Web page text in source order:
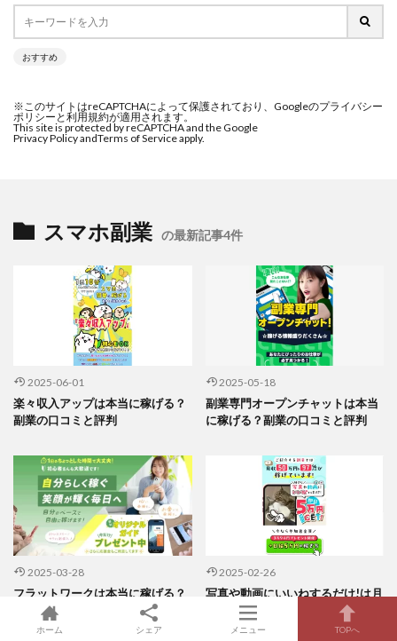
おすすめ
※このサイトはreCAPTCHAによって保護されており、Googleのプライバシー
ポリシーと利用規約が適用されます。
This site is protected by reCAPTCHA and the Google
Privacy Policy andTerms of Service apply.
スマホ副業 の最新記事4件
2025-06-01
楽々収入アップは本当に稼げる？
副業の口コミと評判
2025-05-18
副業専門オープンチャットは本当
に稼げる？副業の口コミと評判
2025-03-28
フラットワークは本当に稼げる？
株式会社FEEL 田中 拓哉
2025-02-26
写真や動画にいいねするだけ!は月
収50万円稼げる？ 株式会社アート
川崎 渉
ホーム シェア メニュー TOPへ